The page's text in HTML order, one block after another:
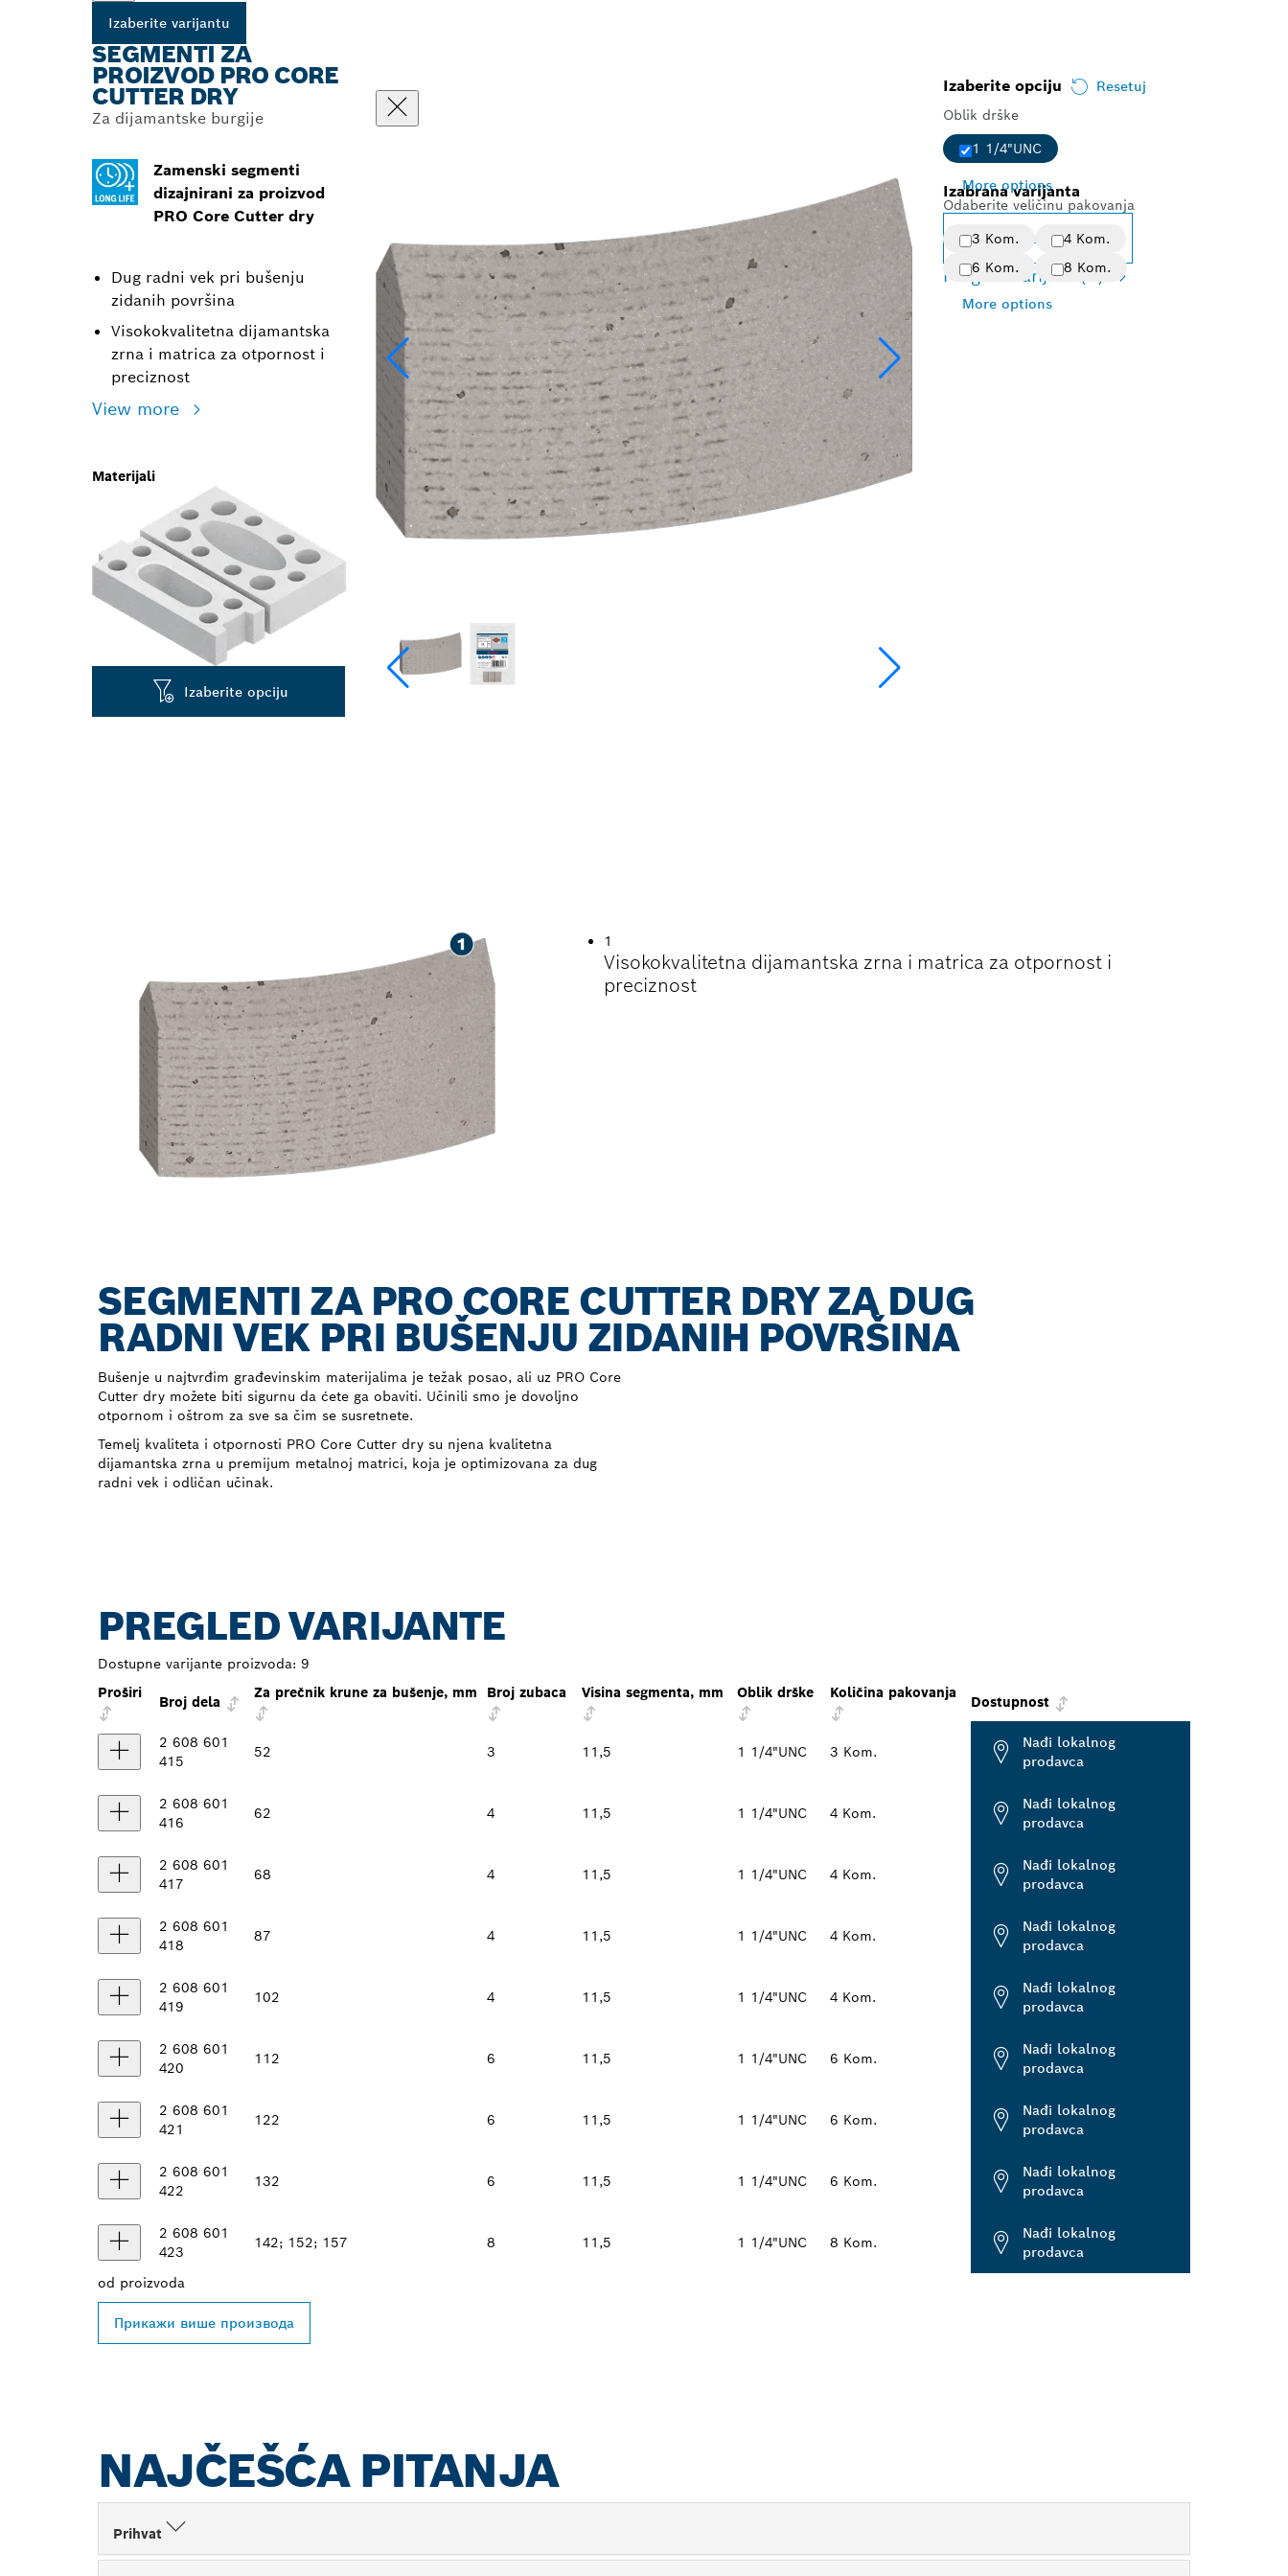
Izaberite varijantu
SEGMENTI ZA
PROIZVOD PRO CORE
CUTTER DRY
Za dijamantske burgije
Zamenski segmenti
dizajnirani za proizvod
PRO Core Cutter dry
Dug radni vek pri bušenju
zidanih površina
Visokokvalitetna dijamantska
zrna i matrica za otpornost i
preciznost
View more
Materijali
Izaberite opciju
Izaberite opciju
Resetuj
Oblik drške
1 1/4"UNC
More options
Odaberite veličinu pakovanja
3 Kom.
4 Kom.
6 Kom.
8 Kom.
More options
Izabrana varijanta
Promena varijante
Pregled varijanti(9)
1
Visokokvalitetna dijamantska zrna i matrica za otpornost i
preciznost
SEGMENTI ZA PRO CORE CUTTER DRY ZA DUG
RADNI VEK PRI BUŠENJU ZIDANIH POVRŠINA
Bušenje u najtvrđim građevinskim materijalima je težak posao, ali uz PRO Core
Cutter dry možete biti sigurnu da ćete ga obaviti. Učinili smo je dovoljno
otpornom i oštrom za sve sa čim se susretnete.
Temelj kvaliteta i otpornosti PRO Core Cutter dry su njena kvalitetna
dijamantska zrna u premijum metalnoj matrici, koja je optimizovana za dug
radni vek i odličan učinak.
PREGLED VARIJANTE
Dostupne varijante proizvoda: 9
Proširi
Broj dela
Za prečnik krune za bušenje, mm Broj zubaca Visina segmenta, mm Oblik drške Količina pakovanja
Dostupnost
2 608 601
415
52 3 11,5 1 1/4"UNC 3 Kom.
Nađi lokalnog
prodavca
2 608 601
416
62 4 11,5 1 1/4"UNC 4 Kom.
Nađi lokalnog
prodavca
2 608 601
417
68 4 11,5 1 1/4"UNC 4 Kom.
Nađi lokalnog
prodavca
2 608 601
418
87 4 11,5 1 1/4"UNC 4 Kom.
Nađi lokalnog
prodavca
2 608 601
419
102 4 11,5 1 1/4"UNC 4 Kom.
Nađi lokalnog
prodavca
2 608 601
420
112 6 11,5 1 1/4"UNC 6 Kom.
Nađi lokalnog
prodavca
2 608 601
421
122 6 11,5 1 1/4"UNC 6 Kom.
Nađi lokalnog
prodavca
2 608 601
422
132 6 11,5 1 1/4"UNC 6 Kom.
Nađi lokalnog
prodavca
2 608 601
423
142; 152; 157 8 11,5 1 1/4"UNC 8 Kom.
Nađi lokalnog
prodavca
od proizvoda
Прикажи више производа
NAJČEŠĆA PITANJA
Prihvat